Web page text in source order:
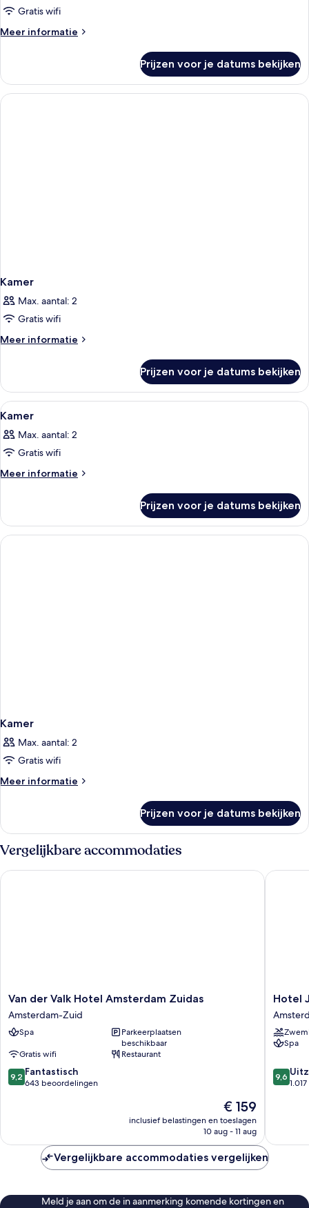
Gratis wifi
Meer informatie
Meer
Suite
(South)
Prijzen voor je datums bekijken
Kamer
Max. aantal: 2
Gratis wifi
Meer informatie
Meer
Prijzen voor je datums bekijken
Alle
foto's
voor
Kamer
laden
Hotelkamer met een bed, een stoel,
3
Kamer
Max. aantal: 2
Gratis wifi
Meer informatie
Meer
Prijzen voor je datums bekijken
Kamer
Max. aantal: 2
Gratis wifi
Meer informatie
Meer
Prijzen voor je datums bekijken
Vergelijkbare accommodaties
Van
der
Valk
Hotel
Zuidas
Amsterdam-
Zuid
Van der Valk Hotel Amsterdam Zuidas
Amsterdam-Zuid
Spa
Parkeerplaatsen
beschikbaar
Gratis wifi
Restaurant
9.2
van
9,2 Fantastisch
643 beoordelingen
De
prijs
is
€ 159
inclusief belastingen en toeslagen
10 aug - 11 aug
Van der Valk Hotel Amsterdam Zuidas
Hotel
Jakarta
Oost
Hotel
Spa
9.6
van
9,6
Hotel
Vergelijkbare accommodaties vergelijken
Meld je aan om de in aanmerking komende kortingen en